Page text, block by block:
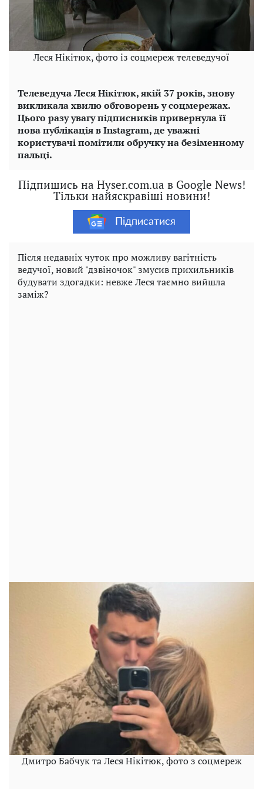
Леся Нікітюк, фото із соцмереж телеведучої
Телеведуча Леся Нікітюк, якій 37 років, знову
викликала хвилю обговорень у соцмережах.
Цього разу увагу підписників привернула її
нова публікація в Instagram, де уважні
користувачі помітили обручку на безіменному
пальці.
Підпишись на Hyser.com.ua в Google News!
Тільки найяскравіші новини!
Підписатися
Після недавніх чуток про можливу вагітність
ведучої, новий "дзвіночок" змусив прихильників
будувати здогадки: невже Леся таємно вийшла
заміж?
Дмитро Бабчук та Леся Нікітюк, фото з соцмереж